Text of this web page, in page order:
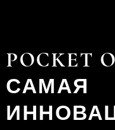
POCKET
САМАЯ